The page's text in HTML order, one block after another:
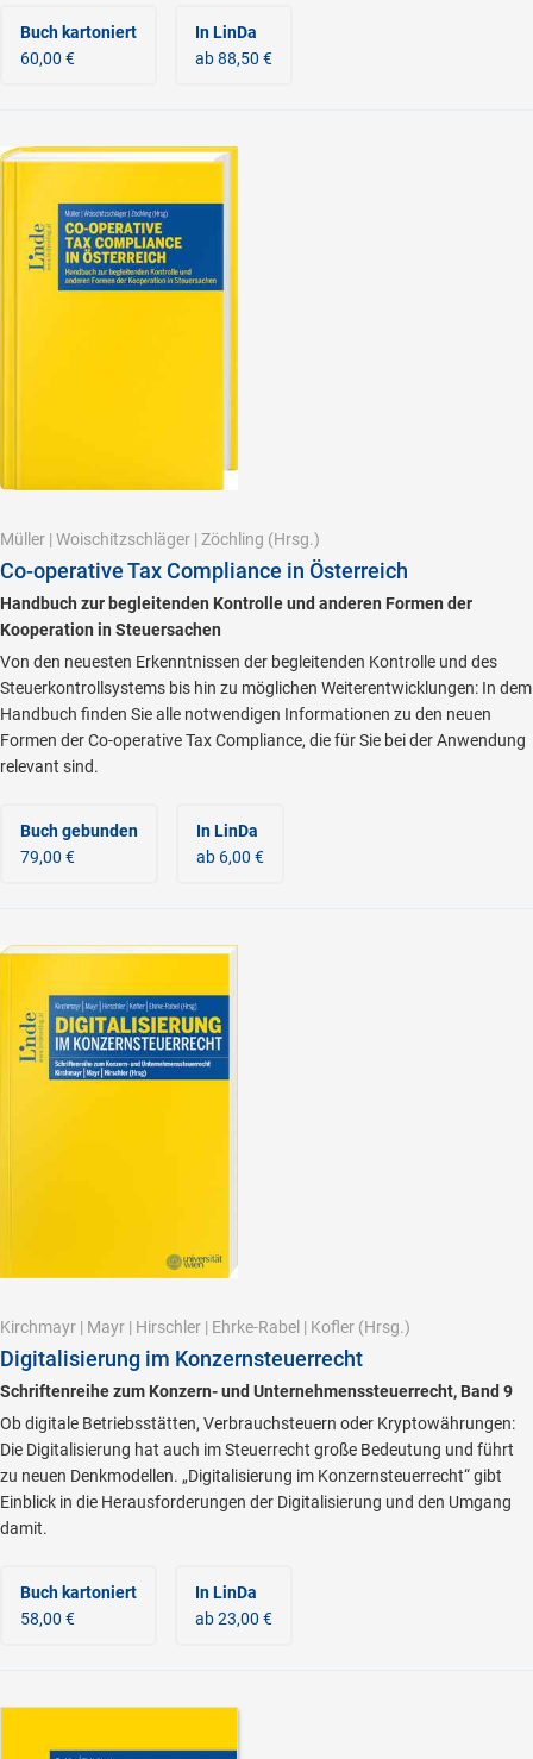
Buch kartoniert
60,00 €
In LinDa
ab 88,50 €
Müller | Woischitzschläger | Zöchling (Hrsg.)
Co-operative Tax Compliance in Österreich
Handbuch zur begleitenden Kontrolle und anderen Formen der
Kooperation in Steuersachen
Von den neuesten Erkenntnissen der begleitenden Kontrolle und des
Steuerkontrollsystems bis hin zu möglichen Weiterentwicklungen: In dem
Handbuch finden Sie alle notwendigen Informationen zu den neuen
Formen der Co-operative Tax Compliance, die für Sie bei der Anwendung
relevant sind.
Buch gebunden
79,00 €
In LinDa
ab 6,00 €
Kirchmayr | Mayr | Hirschler | Ehrke-Rabel | Kofler (Hrsg.)
Digitalisierung im Konzernsteuerrecht
Schriftenreihe zum Konzern- und Unternehmenssteuerrecht, Band 9
Ob digitale Betriebsstätten, Verbrauchsteuern oder Kryptowährungen:
Die Digitalisierung hat auch im Steuerrecht große Bedeutung und führt
zu neuen Denkmodellen. „Digitalisierung im Konzernsteuerrecht“ gibt
Einblick in die Herausforderungen der Digitalisierung und den Umgang
damit.
Buch kartoniert
58,00 €
In LinDa
ab 23,00 €